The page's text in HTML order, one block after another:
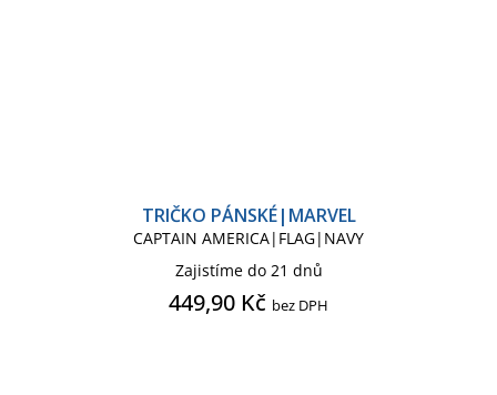
TRIČKO PÁNSKÉ|MARVEL
CAPTAIN AMERICA|FLAG|NAVY
Zajistíme do 21 dnů
449,90 Kč bez DPH